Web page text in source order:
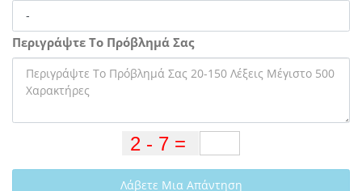
Περιγράψτε Το Πρόβλημά Σας
Λάβετε Μια Απάντηση